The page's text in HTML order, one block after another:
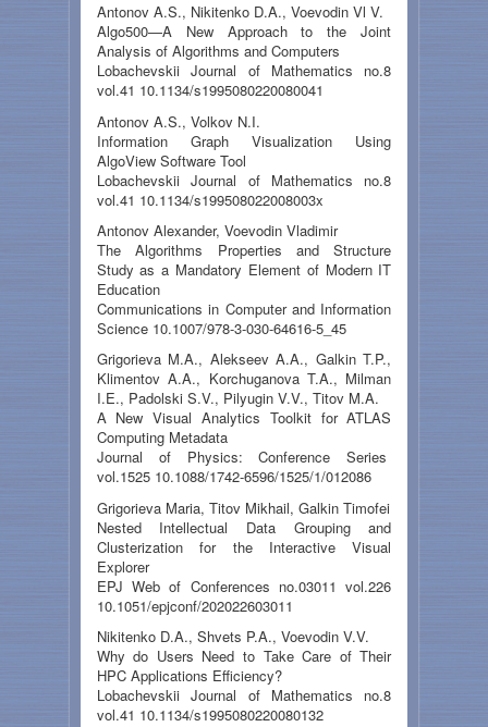
Antonov A.S., Nikitenko D.A., Voevodin Vl V.
Algo500—A New Approach to the Joint
Analysis of Algorithms and Computers
Lobachevskii Journal of Mathematics no.8
vol.41 10.1134/s1995080220080041
Antonov A.S., Volkov N.I.
Information Graph Visualization Using
AlgoView Software Tool
Lobachevskii Journal of Mathematics no.8
vol.41 10.1134/s199508022008003x
Antonov Alexander, Voevodin Vladimir
The Algorithms Properties and Structure
Study as a Mandatory Element of Modern IT
Education
Communications in Computer and Information
Science 10.1007/978-3-030-64616-5_45
Grigorieva M.A., Alekseev A.A., Galkin T.P.,
Klimentov A.A., Korchuganova T.A., Milman
I.E., Padolski S.V., Pilyugin V.V., Titov M.A.
A New Visual Analytics Toolkit for ATLAS
Computing Metadata
Journal of Physics: Conference Series
vol.1525 10.1088/1742-6596/1525/1/012086
Grigorieva Maria, Titov Mikhail, Galkin Timofei
Nested Intellectual Data Grouping and
Clusterization for the Interactive Visual
Explorer
EPJ Web of Conferences no.03011 vol.226
10.1051/epjconf/202022603011
Nikitenko D.A., Shvets P.A., Voevodin V.V.
Why do Users Need to Take Care of Their
HPC Applications Efficiency?
Lobachevskii Journal of Mathematics no.8
vol.41 10.1134/s1995080220080132